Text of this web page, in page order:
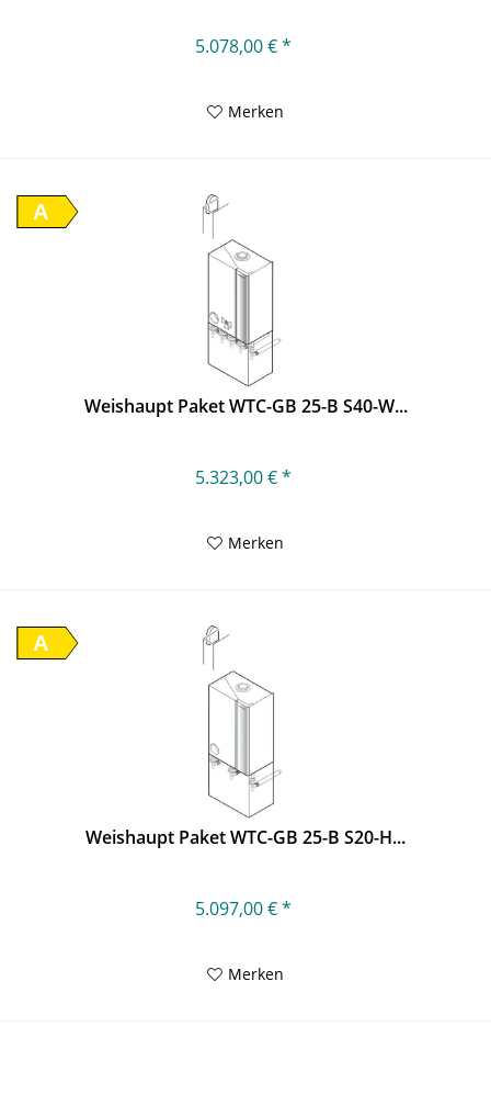
5.078,00 € *
Merken
A
Weishaupt Paket WTC-GB 25-B S40-W...
5.323,00 € *
Merken
A
Weishaupt Paket WTC-GB 25-B S20-H...
5.097,00 € *
Merken